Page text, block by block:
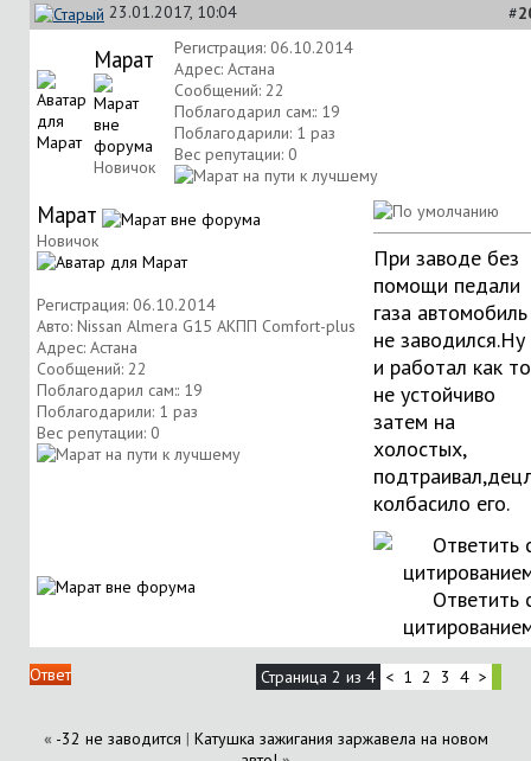
23.01.2017, 10:04 #
Марат
Новичок
Регистрация: 06.10.2014
Адрес: Астана
Сообщений: 22
Поблагодарил сам:: 19
Поблагодарили: 1 раз
Вес репутации: 0
Марат
Новичок
Регистрация: 06.10.2014
Авто: Nissan Almera G15 АКПП Comfort-plus
Адрес: Астана
Сообщений: 22
Поблагодарил сам:: 19
Поблагодарили: 1 раз
Вес репутации: 0
При заводе без
помощи педали
газа автомобиль
не заводился.Ну
и работал как то
не устойчиво
затем на
холостых,
колбасило его.
Ответить
Ответ Страница 2 из 4 < 1 2 3 4 >
« -32 не заводится | Катушка зажигания заржавела на новом